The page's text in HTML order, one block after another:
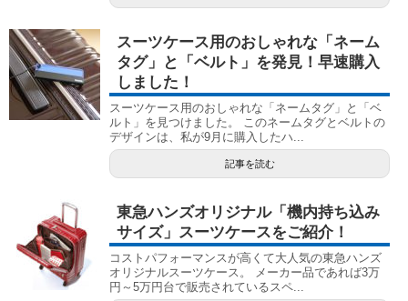
スーツケース用のおしゃれな「ネーム
タグ」と「ベルト」を発見！早速購入
しました！
スーツケース用のおしゃれな「ネームタグ」と「ベ
ルト」を見つけました。 このネームタグとベルトの
デザインは、私が9月に購入したハ...
記事を読む
東急ハンズオリジナル「機内持ち込み
サイズ」スーツケースをご紹介！
コストパフォーマンスが高くて大人気の東急ハンズ
オリジナルスーツケース。 メーカー品であれば3万
円～5万円台で販売されているスペ...